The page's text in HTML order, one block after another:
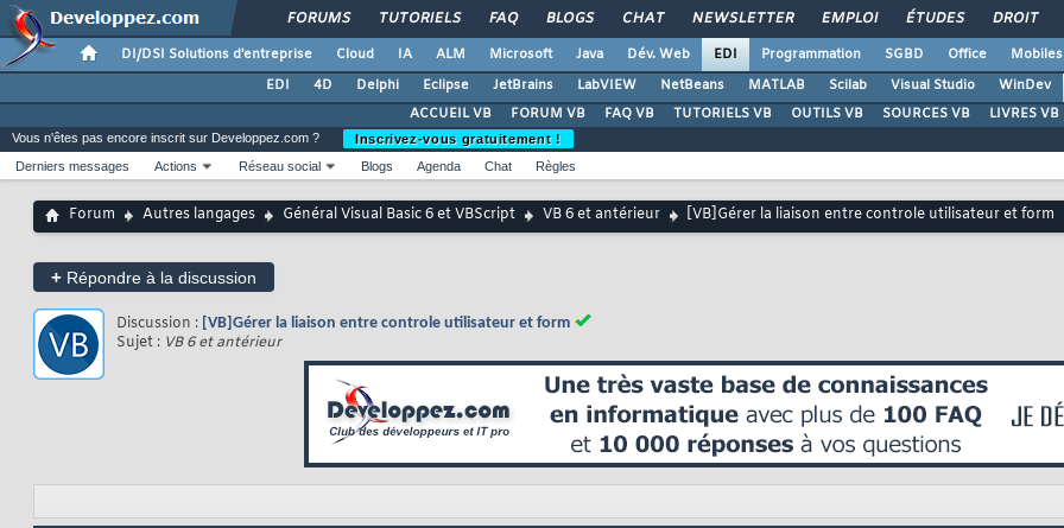
FORUMS TUTORIELS FAQ BLOGS CHAT NEWSLETTER EMPLOI ÉTUDES DROIT
DI/DSI Solutions d'entreprise Cloud IA ALM Microsoft Java Dév. Web EDI Programmation SGBD Office Mobiles
EDI
4D Delphi Eclipse JetBrains LabVIEW NetBeans MATLAB Scilab Visual Studio WinDev
ACCUEIL VB
FORUM VB FAQ VB TUTORIELS VB OUTILS VB SOURCES VB LIVRES VB
Vous n'êtes pas encore inscrit sur Developpez.com ?
Inscrivez-vous gratuitement !
Derniers messages
Actions Réseau social Blogs Agenda Chat Règles
Forum Autres langages Général Visual Basic 6 et VBScript VB 6 et antérieur [VB]Gérer la liaison entre controle utilisateur et form
+ Répondre à la discussion
Discussion : [VB]Gérer la liaison entre controle utilisateur et form
Sujet : VB 6 et antérieur